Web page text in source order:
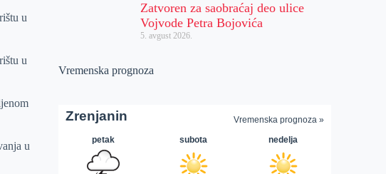
u
u
u
Zatvoren za saobraćaj deo ulice
Vojvode Petra Bojovića
5. avgust 2026.
Vremenska prognoza